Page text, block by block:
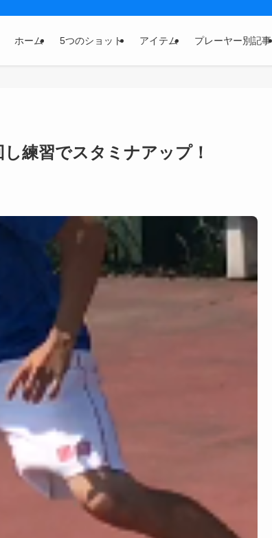
ホーム 5つのショット アイテム プレーヤー別記事
練習でスタミナアップ！